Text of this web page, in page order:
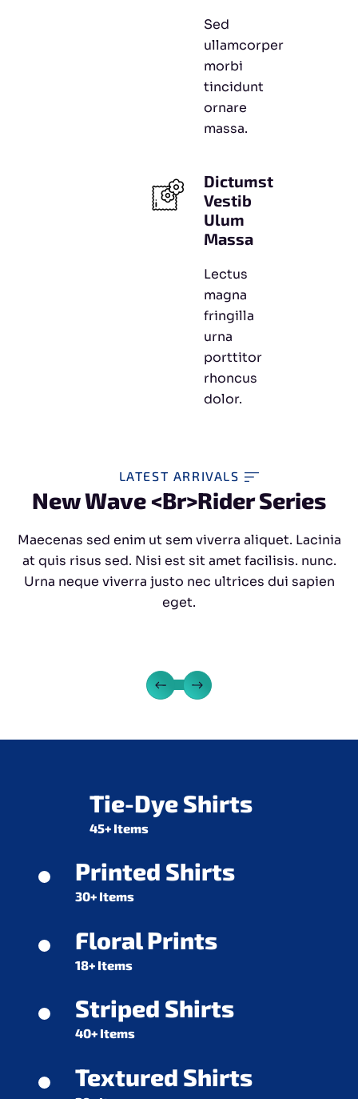
Sed
ullamcorper
morbi
tincidunt
ornare
massa.
Dictumst
Vestib
Ulum
Massa
Lectus
magna
fringilla
urna
porttitor
rhoncus
dolor.
LATEST ARRIVALS
New Wave <br>Rider Series
Maecenas sed enim ut sem viverra aliquet. Lacinia
at quis risus sed. Nisi est sit amet facilisis. nunc.
Urna neque viverra justo nec ultrices dui sapien
eget.
Tie-Dye Shirts
45+ Items
Printed Shirts
30+ Items
Floral Prints
18+ Items
Striped Shirts
40+ Items
Textured Shirts